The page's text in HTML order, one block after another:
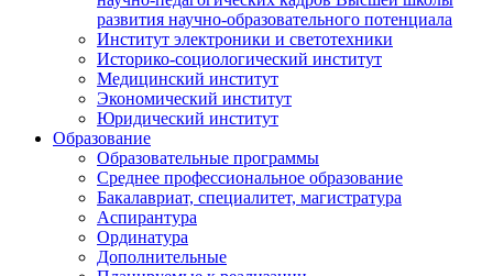
развития научно-образовательного потенциала
Институт электроники и светотехники
Историко-социологический институт
Медицинский институт
Экономический институт
Юридический институт
Образование
Образовательные программы
Среднее профессиональное образование
Бакалавриат, специалитет, магистратура
Аспирантура
Ординатура
Дополнительные